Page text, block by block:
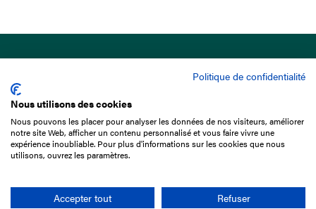
15 Boulevard de Douaumont
75017 Paris
01 49 10 20 29
Rechercher
Politique de confidentialité
Nous utilisons des cookies
Nous pouvons les placer pour analyser les données de nos visiteurs, améliorer
notre site Web, afficher un contenu personnalisé et vous faire vivre une
expérience inoubliable. Pour plus d'informations sur les cookies que nous
utilisons, ouvrez les paramètres.
Accepter tout
Refuser